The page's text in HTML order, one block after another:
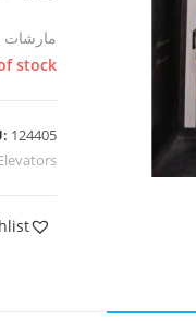
مارشات
stock
124405